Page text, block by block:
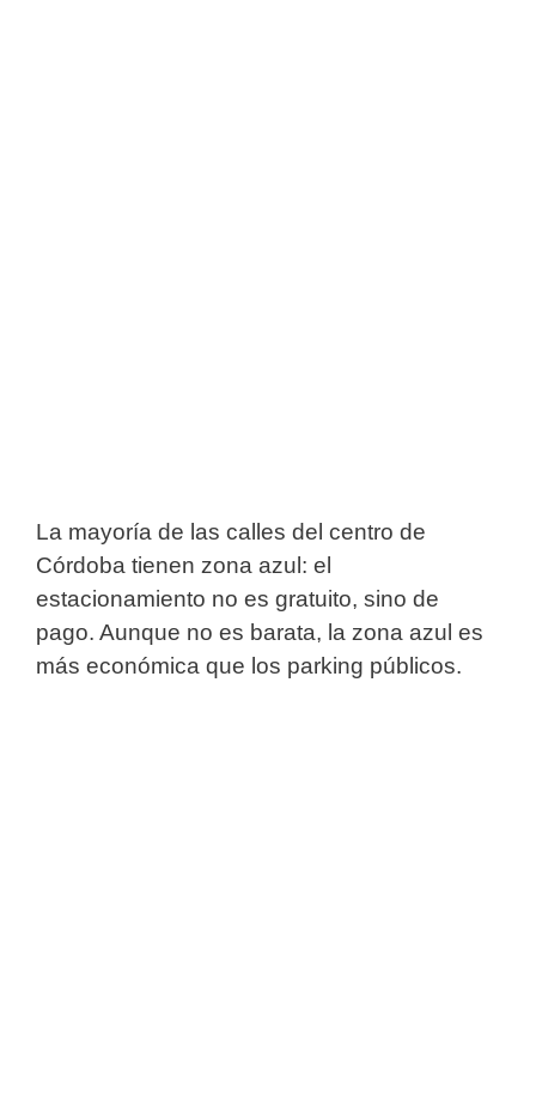
La mayoría de las calles del centro de
Córdoba tienen zona azul: el
estacionamiento no es gratuito, sino de
pago. Aunque no es barata, la zona azul es
más económica que los parking públicos.